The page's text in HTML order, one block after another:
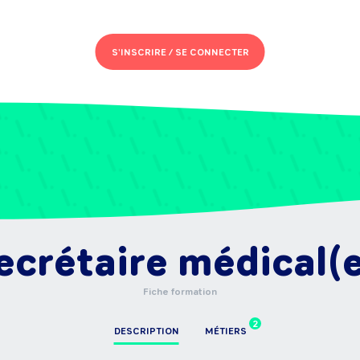
S'INSCRIRE /SE CONNECTER
Fiche formation
DESCRIPTION
2
MÉTIERS